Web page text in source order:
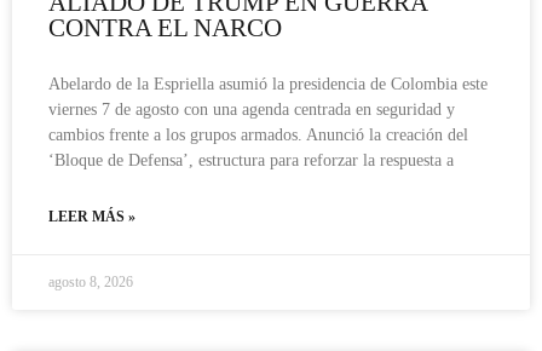
CONTRA EL NARCO
Abelardo de la Espriella asumió la presidencia de Colombia este
viernes 7 de agosto con una agenda centrada en seguridad y
cambios frente a los grupos armados. Anunció la creación del
‘Bloque de Defensa’, estructura para reforzar la respuesta a
LEER MÁS »
agosto 8, 2026